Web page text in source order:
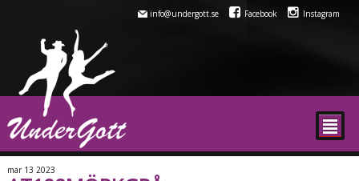
info@undergott.se Facebook Instagram
²
mar 13 2023